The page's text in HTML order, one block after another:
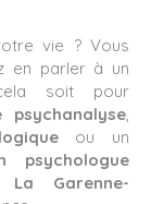
vie ? Vous
en parler à un
soit pour
psychanalyse,
ou un
psychologue
La Garenne-